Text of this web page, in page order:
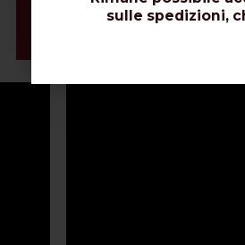
Video e
sulle spedizioni,